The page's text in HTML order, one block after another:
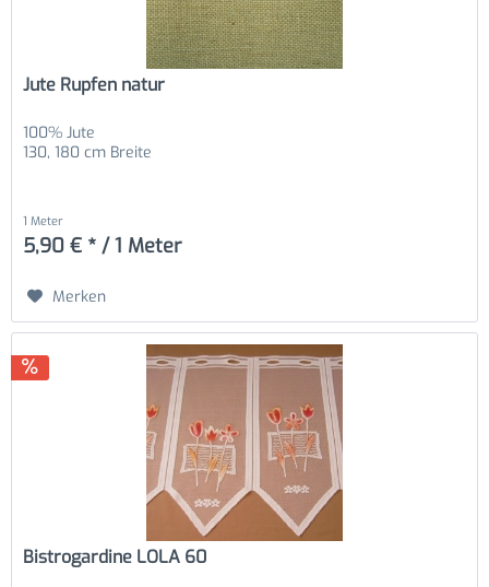
Jute Rupfen natur
100% Jute
130, 180 cm Breite
1 Meter
5,90 € * / 1 Meter
Merken
Bistrogardine LOLA 60